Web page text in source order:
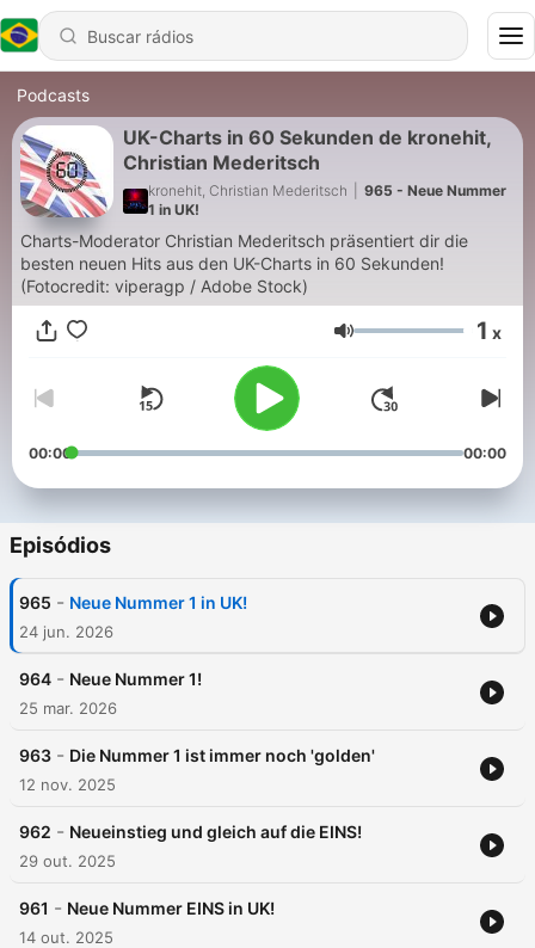
Podcasts
UK-Charts in 60 Sekunden de kronehit,
Christian Mederitsch
kronehit, Christian Mederitsch
965 - Neue Nummer
1 in UK!
Charts-Moderator Christian Mederitsch präsentiert dir die
besten neuen Hits aus den UK-Charts in 60 Sekunden!
(Fotocredit: viperagp / Adobe Stock)
Volume 1 x
00:00 00:00
Episódios
965 - Neue Nummer 1 in UK!
24 jun. 2026
964 - Neue Nummer 1!
25 mar. 2026
963 - Die Nummer 1 ist immer noch 'golden'
12 nov. 2025
962 - Neueinstieg und gleich auf die EINS!
29 out. 2025
961 - Neue Nummer EINS in UK!
14 out. 2025